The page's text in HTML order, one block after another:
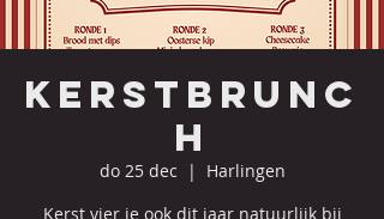
Kerstbrunc
h
do 25 dec
  |
Harlingen
Kerst vier je ook dit jaar natuurlijk bij